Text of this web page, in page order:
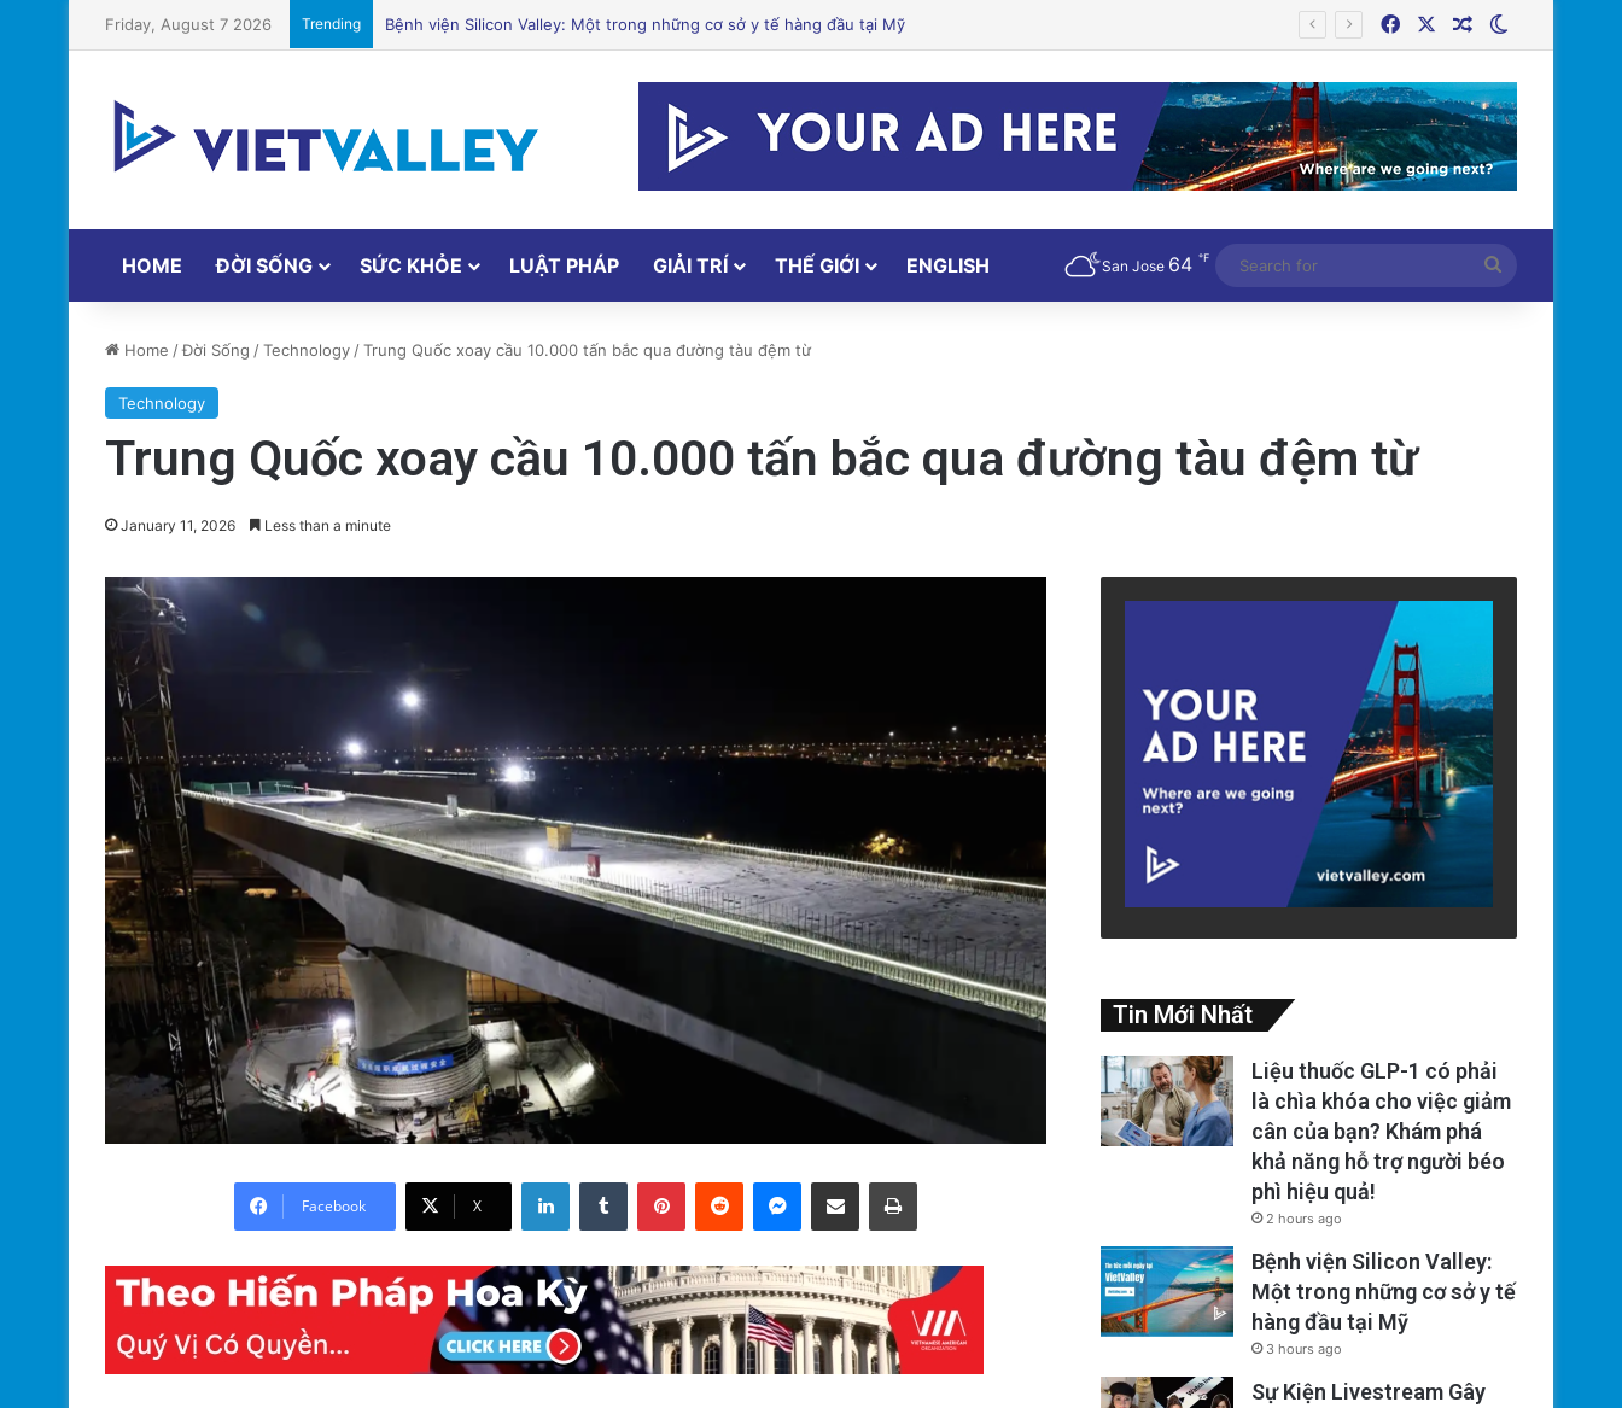
Friday, August 7 2026 Trending Sự Kiện Livestream Gây Chấn Động: 3 Triệu Người Theo Dõi Nguyễn Phương Hằng Tại Việt Nam! FacebookRandom Article
HOME ĐỜI SỐNG SỨC KHỎE LUẬT PHÁP GIẢI TRÍ THẾ GIỚI ENGLISH San Jose 64 ℉
for
Home /Đời Sống /Technology/Trung Quốc xoay cầu 10.000 tấn bắc qua đường tàu đệm từ
Technology
Trung Quốc xoay cầu 10.000 tấn bắc qua đường tàu đệm từ
January 11, 2026 Less than a minute
Facebook X
LinkedInTumblr PinterestReddit Messenger
Share via Email Print
Tin Mới Nhất
Liệu thuốc GLP-1 có phải
là chìa khóa cho việc giảm
cân của bạn? Khám phá
khả năng hỗ trợ người béo
phì hiệu quả!
2 hours ago
Bệnh viện Silicon Valley:
Một trong những cơ sở y tế
hàng đầu tại Mỹ
3 hours ago
Sự Kiện Livestream Gây